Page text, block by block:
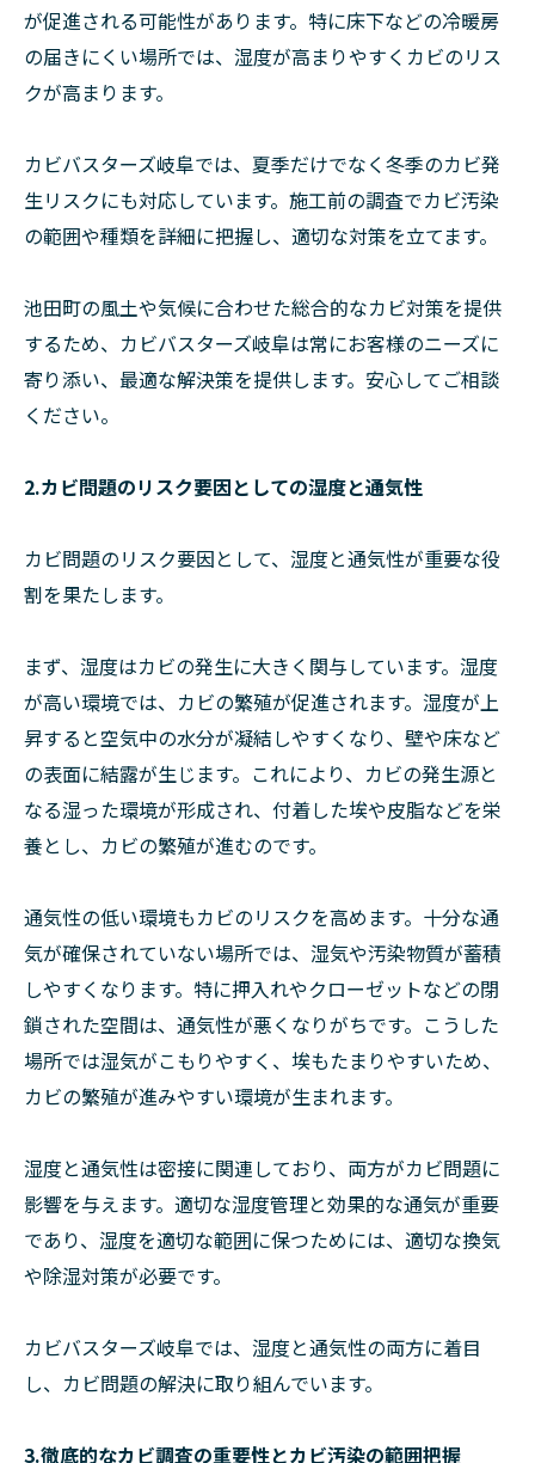
が促進される可能性があります。特に床下などの冷暖房
の届きにくい場所では、湿度が高まりやすくカビのリス
クが高まります。
カビバスターズ岐阜では、夏季だけでなく冬季のカビ発
生リスクにも対応しています。施工前の調査でカビ汚染
の範囲や種類を詳細に把握し、適切な対策を立てます。
池田町の風土や気候に合わせた総合的なカビ対策を提供
するため、カビバスターズ岐阜は常にお客様のニーズに
寄り添い、最適な解決策を提供します。安心してご相談
ください。
2.カビ問題のリスク要因としての湿度と通気性
カビ問題のリスク要因として、湿度と通気性が重要な役
割を果たします。
まず、湿度はカビの発生に大きく関与しています。湿度
が高い環境では、カビの繁殖が促進されます。湿度が上
昇すると空気中の水分が凝結しやすくなり、壁や床など
の表面に結露が生じます。これにより、カビの発生源と
なる湿った環境が形成され、付着した埃や皮脂などを栄
養とし、カビの繁殖が進むのです。
通気性の低い環境もカビのリスクを高めます。十分な通
気が確保されていない場所では、湿気や汚染物質が蓄積
しやすくなります。特に押入れやクローゼットなどの閉
鎖された空間は、通気性が悪くなりがちです。こうした
場所では湿気がこもりやすく、埃もたまりやすいため、
カビの繁殖が進みやすい環境が生まれます。
湿度と通気性は密接に関連しており、両方がカビ問題に
影響を与えます。適切な湿度管理と効果的な通気が重要
であり、湿度を適切な範囲に保つためには、適切な換気
や除湿対策が必要です。
カビバスターズ岐阜では、湿度と通気性の両方に着目
し、カビ問題の解決に取り組んでいます。
3.徹底的なカビ調査の重要性とカビ汚染の範囲把握